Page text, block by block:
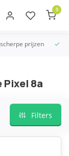
0
prijzen
8a
Filters